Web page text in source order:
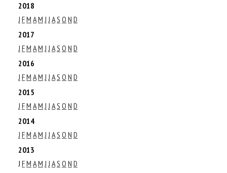
2018
J FM AM J J AS O N D
2017
J FM AM J J AS O N D
2016
J FM AM J J AS O N D
2015
J FM AM J J AS O N D
2014
J FM AM J J AS O N D
2013
J FM AM J J AS O N D